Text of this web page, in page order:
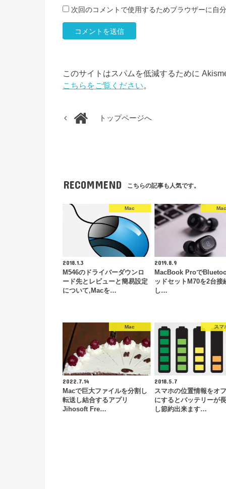
次回のコメントで使用するためブラウザーに自
このサイトはスパムを低減するために
こちらをご覧ください。
トップページへ
RECOMMEND こちらの記事も人気です。
Mac
2018.1.3
M546のドライバーダウンロ
ード先とレビューと簡易設定
について,Macを…
2019.8.9
MacBook Proで
ッドセットM70を2台接
し…
Mac
2022.7.14
Macで巨大ファイルを分割し
転送し結合するアプリ
Jihosoft Fre…
スマ
2018.5.7
スマホの位置情報をオ
にするとバッテリーが
し節約出来ます…